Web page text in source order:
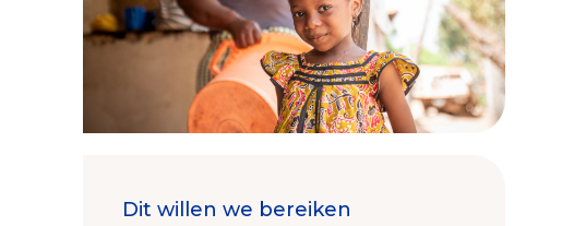
Contact & Signalen
Dit willen we bereiken